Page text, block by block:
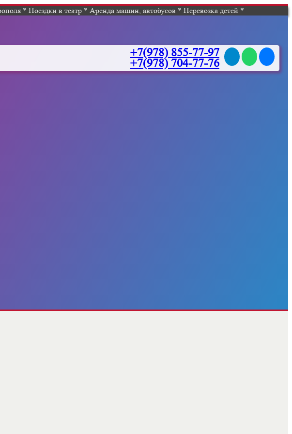
* Поездки в театр * Аренда машин, автобусов * Перевозка детей *
+7(978) 855-77-97
+7(978) 704-77-76